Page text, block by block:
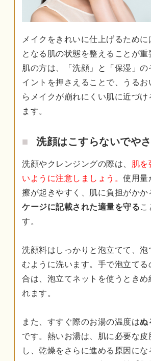
メイクをきれいに仕上げるために
となる肌の状態を整えることが重
肌の方は、「洗顔」と「保湿」の
イントを押さえることで、うるお
らメイクが崩れにくい肌に近づけ
ます。
洗顔はこすらないでや
洗顔やクレンジングの際は、 肌を
いように注意しましょう。 使用量
擦が起きやすく、肌に負担がかか
ケージに記載された適量を守るこ
す。
洗顔料はしっかりと泡立てて、泡
むように洗います。手で泡立てる
合は、泡立てネットを使うときめ
れます。
また、すすぐ際のお湯の温度はぬ
です。熱いお湯は、肌に必要な皮
し、乾燥をさらに進める原因にな